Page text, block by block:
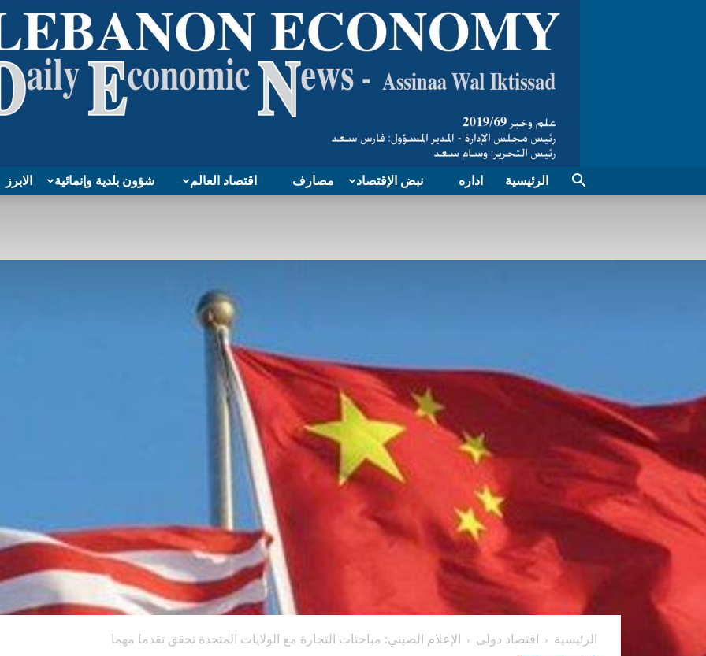
الابرز شؤون بلدية وإنمائية اقتصاد العالم مصارف نبض الإقتصاد اداره الرئيسية
الرئيسية اقتصاد دولی
الإعلام الصيني: مباحثات التجارة مع الولايات المتحدة تحقق تقدما مهما